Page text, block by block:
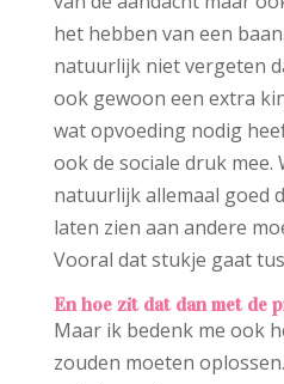
het hebben van een
natuurlijk niet vergeten
ook gewoon een extra
wat opvoeding nodig
ook de sociale druk mee.
natuurlijk allemaal goed
laten zien aan andere
Vooral dat stukje gaat
En hoe zit dat dan met de
Maar ik bedenk me ook
zouden moeten